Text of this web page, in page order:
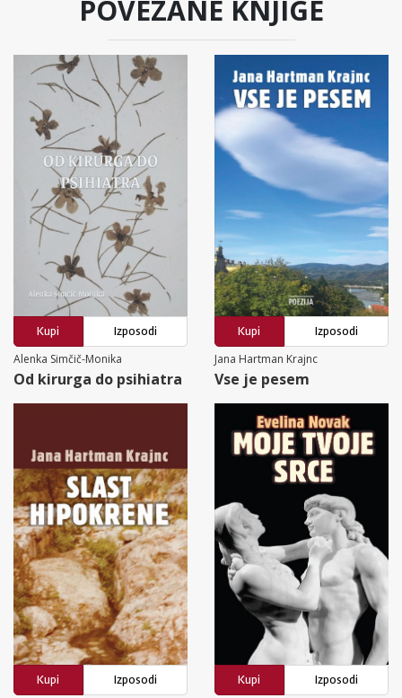
POVEZANE KNJIGE
Kupi
Izposodi
Alenka Simčič-Monika
Od kirurga do psihiatra
Kupi
Izposodi
Jana Hartman Krajnc
Vse je pesem
Kupi
Izposodi
Kupi
Izposodi